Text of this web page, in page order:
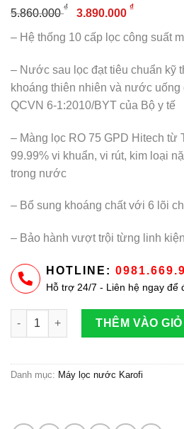
5.860.000₫
Giá
gốc
là:
5.860.000 ₫.
3.890.000 ₫Giá
hiện
tại
là:
– Hệ thống 10 cấp lọc công suất
– Nước sau lọc đạt tiêu chuẩn kỹ
khoáng thiên nhiên và nước
QCVN 6-1:2010/BYT của Bộ y tế
– Màng lọc RO 75 GPD Hitech từ
99.99% vi khuẩn, vi rút, kim loại
trong nước
– Bổ sung khoáng chất với 6 lõi
– Bảo hành vượt trội từng linh
HOTLINE:
Hỗ trợ 24/7 - Liên hệ ngay để
Máy lọc nước RO để gầm Hòa Phát
THÊM VÀO
Danh mục: Máy lọc nước Karofi